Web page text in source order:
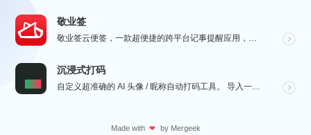
敬业签
敬业签云便签，一款超便捷的跨平台记事提醒应用，电脑手机云同步，覆盖多系统。它不仅是个性化便签，更是智...
沉浸式打码
自定义超准确的 AI 头像 / 昵称自动打码工具。 导入一张微信聊天截图，或者抖音/小红书/微博评论...
Made with ❤ by Mergeek